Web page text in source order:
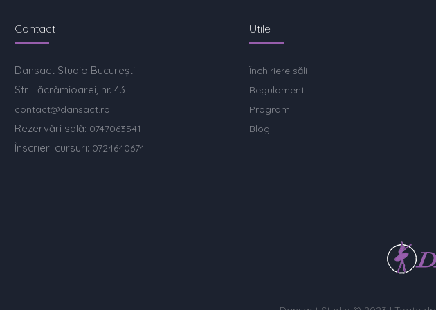
Contact
Dansact Studio București
Str. Lăcrămioarei, nr. 43
contact@dansact.ro
Rezervări sală: 0747063541
Înscrieri cursuri: 0724640674
Utile
Închiriere săli
Regulament
Program
Blog